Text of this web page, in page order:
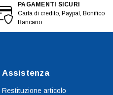
PAGAMENTI SICURI
Carta di credito, Paypal, Bonifico
Bancario
Assistenza
Restituzione articolo